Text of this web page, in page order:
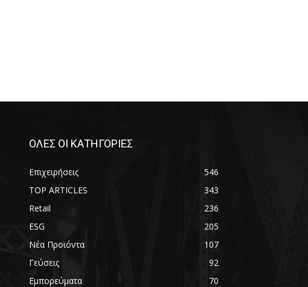
ΟΛΕΣ ΟΙ ΚΑΤΗΓΟΡΙΕΣ
Επιχειρήσεις
546
TOP ARTICLES
343
Retail
236
ESG
205
Νέα Προϊόντα
107
Γεύσεις
92
Εμπορεύματα
70